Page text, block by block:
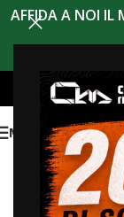
AFFIDA A NOI IL
MENU